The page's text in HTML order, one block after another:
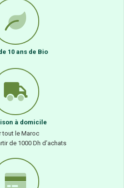
10 ans de Bio
à domicile
tout le Maroc
de 1000 Dh d’achats